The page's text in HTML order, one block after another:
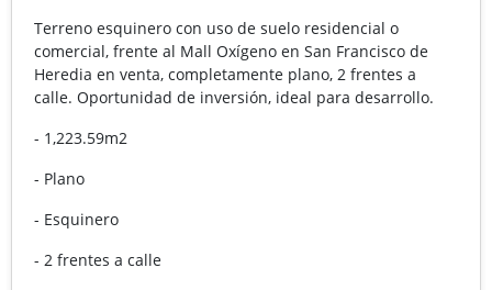
Terreno esquinero con uso de suelo residencial o
comercial, frente al Mall Oxígeno en San Francisco de
Heredia en venta, completamente plano, 2 frentes a
calle. Oportunidad de inversión, ideal para desarrollo.
- 1,223.59m2
- Plano
- Esquinero
- 2 frentes a calle